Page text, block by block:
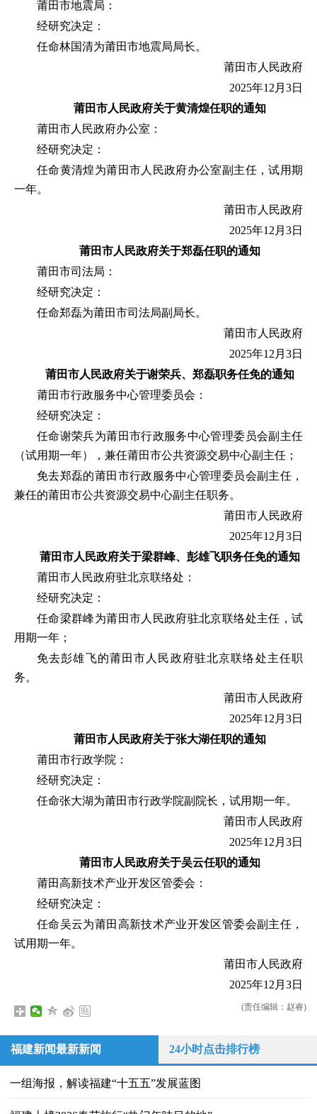
莆田市地震局：
经研究决定：
任命林国清为莆田市地震局局长。
莆田市人民政府
2025年12月3日
莆田市人民政府关于黄清煌任职的通知
莆田市人民政府办公室：
经研究决定：
任命黄清煌为莆田市人民政府办公室副主任，试用期
一年。
莆田市人民政府
2025年12月3日
莆田市人民政府关于郑磊任职的通知
莆田市司法局：
经研究决定：
任命郑磊为莆田市司法局副局长。
莆田市人民政府
2025年12月3日
莆田市人民政府关于谢荣兵、郑磊职务任免的通知
莆田市行政服务中心管理委员会：
经研究决定：
任命谢荣兵为莆田市行政服务中心管理委员会副主任
（试用期一年），兼任莆田市公共资源交易中心副主任；
免去郑磊的莆田市行政服务中心管理委员会副主任，
兼任的莆田市公共资源交易中心副主任职务。
莆田市人民政府
2025年12月3日
莆田市人民政府关于梁群峰、彭雄飞职务任免的通知
莆田市人民政府驻北京联络处：
经研究决定：
任命梁群峰为莆田市人民政府驻北京联络处主任，试
用期一年；
免去彭雄飞的莆田市人民政府驻北京联络处主任职
务。
莆田市人民政府
2025年12月3日
莆田市人民政府关于张大湖任职的通知
莆田市行政学院：
经研究决定：
任命张大湖为莆田市行政学院副院长，试用期一年。
莆田市人民政府
2025年12月3日
莆田市人民政府关于吴云任职的通知
莆田高新技术产业开发区管委会：
经研究决定：
任命吴云为莆田高新技术产业开发区管委会副主任，
试用期一年。
莆田市人民政府
2025年12月3日
(责任编辑：赵睿)
福建新闻最新新闻 24小时点击排行榜
一组海报，解读福建“十五五”发展蓝图